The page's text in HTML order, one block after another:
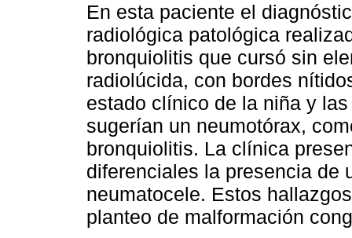
En esta paciente el
radiológica patológica
bronquiolitis que cursó sin
radiolúcida, con bordes
estado clínico de la niña y
sugerían un neumotórax,
bronquiolitis. La clínica
diferenciales la presencia de
neumatocele. Estos
planteo de malformación